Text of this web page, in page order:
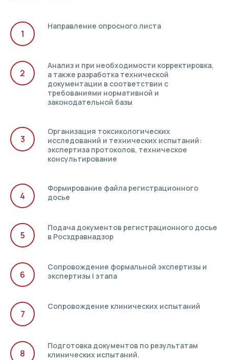
Направление опросного листа
Анализ и при необходимости корректировка,
а также разработка технической
документации в соответствии с
требованиями нормативной и
законодательной базы
Организация токсикологических
исследований и технических испытаний:
экспертиза протоколов, техническое
консультирование
Формирование файла регистрационного
досье
Подача документов регистрационного досье
в Росздравнадзор
Сопровождение формальной экспертизы и
экспертизы I этапа
Сопровождение клинических испытаний
Подготовка документов по результатам
клинических испытаний.